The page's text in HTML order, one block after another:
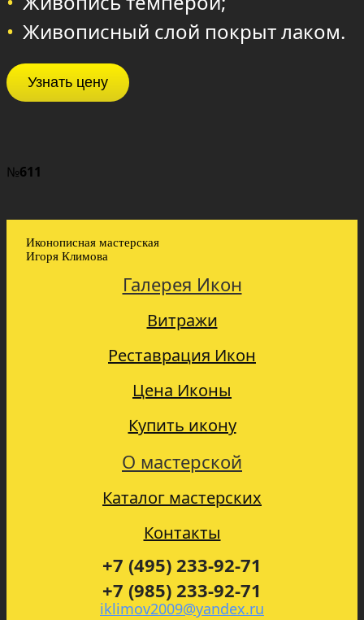
Живописный слой покрыт лаком.
Узнать цену
№611
Иконописная мастерская
Игоря Климова
Галерея Икон
Витражи
Реставрация Икон
Цена Иконы
Купить икону
О мастерской
Каталог мастерских
Контакты
+7 (495) 233-92-71
+7 (985) 233-92-71
iklimov2009@yandex.ru